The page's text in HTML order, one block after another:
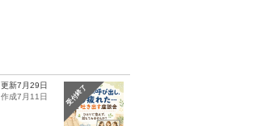
受付終了
更新7月29日
作成7月11日